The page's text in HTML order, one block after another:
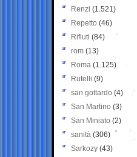
Renzi (1.521)
Repetto (46)
Rifiuti (84)
rom (13)
Roma (1.125)
Rutelli (9)
san gottardo (4)
San Martino (3)
San Miniato (2)
sanità (306)
Sarkozy (43)